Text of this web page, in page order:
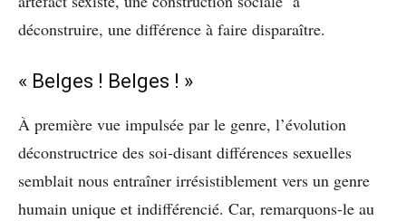
déconstruire, une différence à faire disparaître.
« Belges ! Belges ! »
À première vue impulsée par le genre, l’évolution
déconstructrice des soi-disant différences sexuelles
semblait nous entraîner irrésistiblement vers un genre
humain unique et indifférencié. Car, remarquons-le au